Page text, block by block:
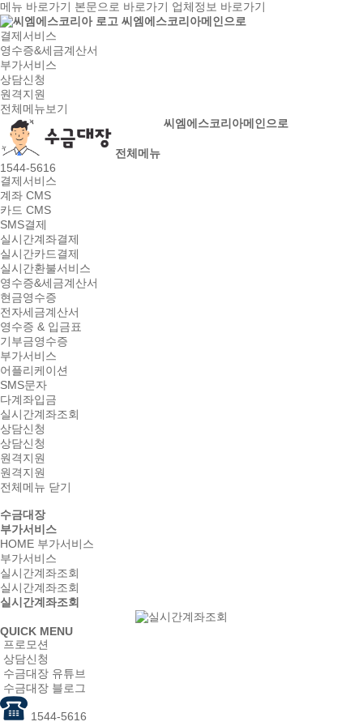
메뉴 바로가기 본문으로 바로가기 업체정보 바로가기
씨엠에스코리아메인으로
결제서비스
영수증&세금계산서
부가서비스
상담신청
원격지원
전체메뉴보기
전체메뉴
씨엠에스코리아메인으로
1544-5616
결제서비스
계좌 CMS
카드 CMS
SMS결제
실시간계좌결제
실시간카드결제
실시간환불서비스
영수증&세금계산서
현금영수증
전자세금계산서
영수증 & 입금표
기부금영수증
부가서비스
어플리케이션
SMS문자
다계좌입금
실시간계좌조회
상담신청
상담신청
원격지원
원격지원
전체메뉴 닫기
수금대장
부가서비스
HOME 부가서비스
부가서비스
실시간계좌조회
실시간계좌조회
실시간계좌조회
QUICK MENU
프로모션
상담신청
수금대장 유튜브
수금대장 블로그
1544-5616